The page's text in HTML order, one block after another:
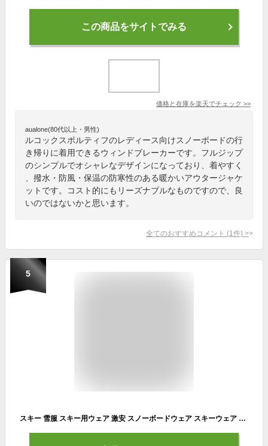
この商品をサイトでみる
価格と在庫を楽天でチェック >>
aualone(80代以上・男性)
ルコックスポルティフのレディース向けスノーボードの行
き帰りに着用できるウィンドブレーカーです。フルジップ
のシンプルでオシャレなデザインになっており、着やすく
、撥水・防風・保温の防寒性のある暖かいアウタージャケ
ットです。コスト的にもリーズナブルなものですので、良
いのではないかと思います。
全てのおすすめコメント (1 件) >
5
スキー 雪服 スキー用ウェア 激安 スノーボードウェア スキーウェア 上下セット ジャケット パンツ スノーウェア 暖かい 女性用スノボウェア レディース スノボーウェア スノボ ウェア ボードウェア お揃い 防寒 スノーボード 大きいサイズ 送料無料 厚手 レディースウェア